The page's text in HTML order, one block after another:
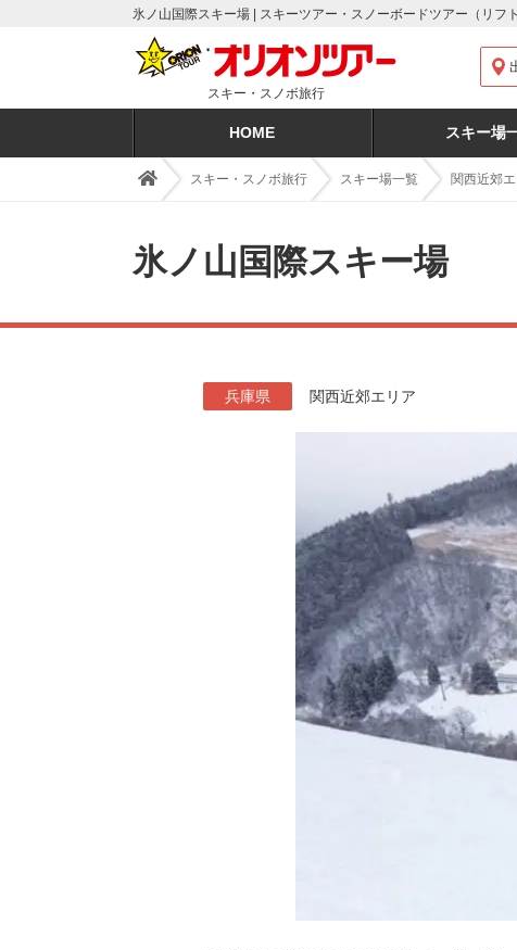
氷ノ山国際スキー場 | スキーツアー・スノーボードツアー（リフ
スキー・スノボ旅行
HOME スキー場
スキー・スノボ旅行 スキー場一覧 関西近郊
氷ノ山国際スキー場
兵庫県 関西近郊エリア